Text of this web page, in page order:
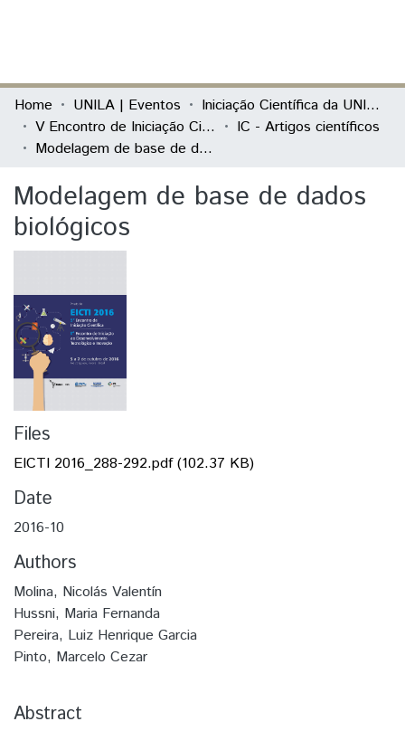
Communities & Collections
All of DSpace
Home UNILA | Eventos
Iniciação Científica da UNILA (IC)
V Encontro de Iniciação Científica e I Encontro Anual de Iniciação ao Desenvolvimento Tecnológico e Inovação
IC - Artigos científicos
Modelagem de base de dados biológicos
Modelagem de base de dados
biológicos
Files
EICTI 2016_288-292.pdf(102.37 KB)
Date
2016-10
Authors
Molina, Nicolás Valentín
Hussni, Maria Fernanda
Pereira, Luiz Henrique Garcia
Pinto, Marcelo Cezar
Abstract